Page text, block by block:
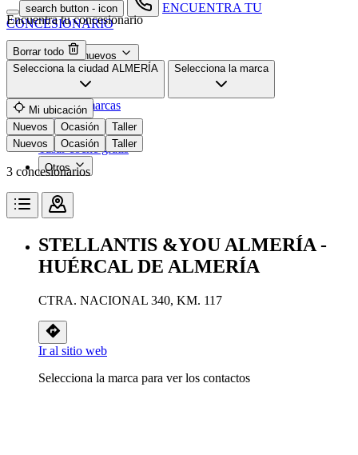
search button - icon
ENCUENTRA TU
CONCESIONARIO
Coches nuevos
Coches de ocasión
Nuestras promociones
Nuestras marcas
Cita Taller
Tasar coche gratis
Otros
Encuentra tu concesionario
Borrar todo
Selecciona la ciudad ALMERÍA Selecciona la marca
Mi ubicación
Nuevos
Ocasión
Taller
Nuevos
Ocasión Taller
3 concesionarios
STELLANTIS &YOU ALMERÍA -
HUÉRCAL DE ALMERÍA
CTRA. NACIONAL 340, KM. 117
Ir al sitio web
Selecciona la marca para ver los contactos